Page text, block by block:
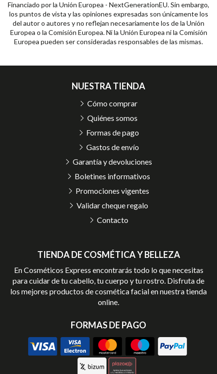
Financiado por la Unión Europea - NextGenerationEU. Sin embargo,
los puntos de vista y las opiniones expresadas son únicamente los
del autor o autores y no reflejan necesariamente los de la Unión
Europea o la Comisión Europea. Ni la Unión Europea ni la Comisión
Europea pueden ser consideradas responsables de las mismas.
TIENDA DE COSMÉTICA Y BELLEZA
En Cosméticos Express encontrarás todo lo que necesitas
para cuidar de tu cabello, tu cuerpo y tu rostro. Disfruta de
los mejores productos de cosmética facial en nuestra tienda
online.
FORMAS DE PAGO
NUESTRA TIENDA
Cómo comprar
Quiénes somos
Formas de pago
Gastos de envío
Garantía y devoluciones
Boletines informativos
Promociones vigentes
Validar cheque regalo
Contacto